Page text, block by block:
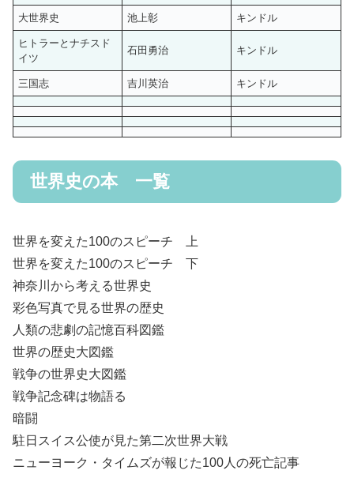
大世界史 池上彰 キンドル
ヒトラーとナチスド
イツ
石田勇治 キンドル
三国志 吉川英治 キンドル
世界史の本 一覧
世界を変えた100のスピーチ 上
世界を変えた100のスピーチ 下
神奈川から考える世界史
彩色写真で見る世界の歴史
人類の悲劇の記憶百科図鑑
世界の歴史大図鑑
戦争の世界史大図鑑
戦争記念碑は物語る
暗闘
駐日スイス公使が見た第二次世界大戦
ニューヨーク・タイムズが報じた100人の死亡記事